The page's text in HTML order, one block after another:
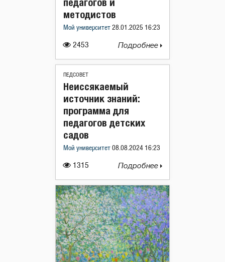
2453
методистов
Мой университет 28.01.2025 16:23
Подробнее
ПЕДСОВЕТ
1315
Неиссякаемый
источник знаний:
программа для
педагогов детских
садов
Мой университет 08.08.2024 16:23
Подробнее